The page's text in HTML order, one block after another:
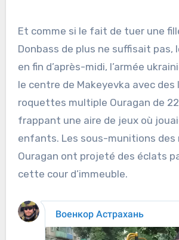
Et comme si le fait de tuer une
Donbass de plus ne suffisait pas,
en fin d’après-midi, l’armée
le centre de Makeyevka avec des
roquettes multiple Ouragan de
frappant une aire de jeux où
enfants. Les sous-munitions
Ouragan ont projeté des éclats
cette cour d’immeuble.